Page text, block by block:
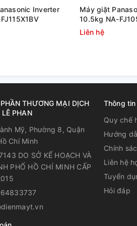
công nghệ biến tần Inverter, mẫu
cho gia đình bạn. Lồng giặt được
sao cho tiết kiệm nhất trong mỗi
Inverter
Máy giặt
10.5kg NA-
Liên hệ
THƯƠNG MẠI DỊCH
PHAN
Mỹ, Phường 8, Quận
Chí Minh
DO SỞ KẾ HOẠCH VÀ
PHỐ HỒ CHÍ MINH CẤP
Thông
Quy chế
Hướng
Chính
Liên hệ
Tuyển
Hỏi đáp